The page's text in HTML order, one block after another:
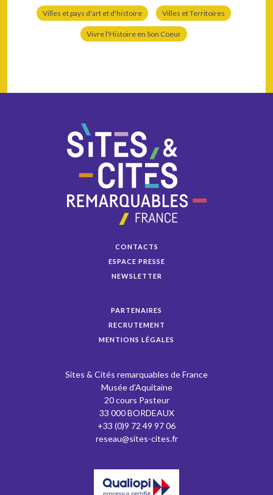
Villes et pays d'art et d'histoire Villes et Territoires
Vivre l'Histoire en Son Coeur
CONTACTS
ESPACE PRESSE
NEWSLETTER
PARTENAIRES
RECRUTEMENT
MENTIONS LÉGALES
Sites & Cités remarquables de France
Musée d’Aquitaine
20 cours Pasteur
33 000 BORDEAUX
+33 (0)9 72 49 97 06
reseau@sites-cites.fr